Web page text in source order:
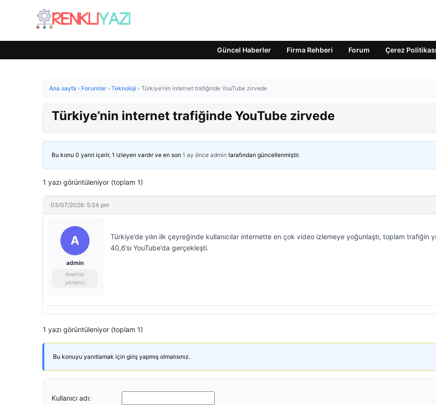
Güncel Haberler Firma Rehberi Forum Çerez Politikası
Ana sayfa › Forumlar › Teknoloji › Türkiye’nin internet trafiğinde YouTube zirvede
Türkiye’nin internet trafiğinde YouTube zirvede
Bu konu 0 yanıt içerir, 1 izleyen vardır ve en son 1 ay önce admin tarafından güncellenmiştir.
1 yazı görüntüleniyor (toplam 1)
03/07/2026: 5:34 pm
A
admin
Anahtar
yönetici
Türkiye’de yılın ilk çeyreğinde kullanıcılar internette en çok video izlemeye yoğunlaştı, toplam trafiğin
40,6’sı YouTube’da gerçekleşti.
1 yazı görüntüleniyor (toplam 1)
Bu konuyu yanıtlamak için giriş yapmış olmalısınız.
Kullanıcı adı: